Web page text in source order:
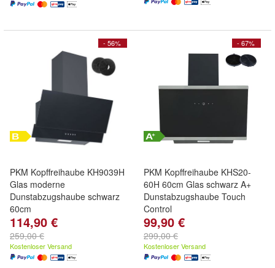
- 56%
PKM Kopffreihaube KH9039H
Glas moderne
Dunstabzugshaube schwarz
60cm
114,90 €
259,00 €
Kostenloser Versand
- 67%
PKM Kopffreihaube KHS20-
60H 60cm Glas schwarz A+
Dunstabzugshaube Touch
Control
99,90 €
299,00 €
Kostenloser Versand